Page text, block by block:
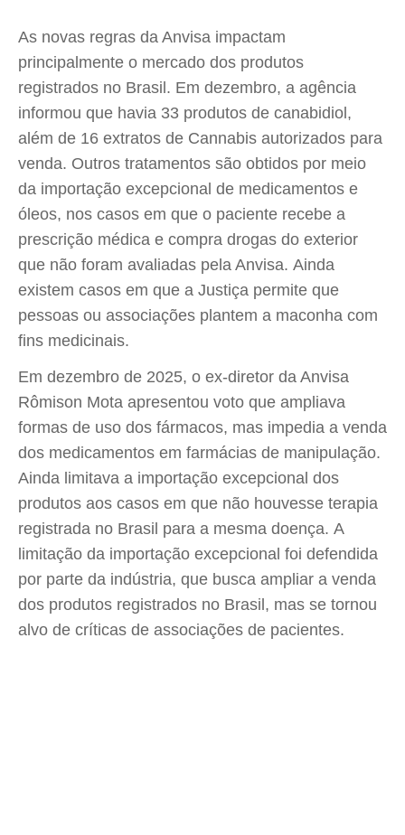
As novas regras da Anvisa impactam
principalmente o mercado dos produtos
registrados no Brasil. Em dezembro, a agência
informou que havia 33 produtos de canabidiol,
além de 16 extratos de Cannabis autorizados para
venda. Outros tratamentos são obtidos por meio
da importação excepcional de medicamentos e
óleos, nos casos em que o paciente recebe a
prescrição médica e compra drogas do exterior
que não foram avaliadas pela Anvisa. Ainda
existem casos em que a Justiça permite que
pessoas ou associações plantem a maconha com
fins medicinais.
Em dezembro de 2025, o ex-diretor da Anvisa
Rômison Mota apresentou voto que ampliava
formas de uso dos fármacos, mas impedia a venda
dos medicamentos em farmácias de manipulação.
Ainda limitava a importação excepcional dos
produtos aos casos em que não houvesse terapia
registrada no Brasil para a mesma doença. A
limitação da importação excepcional foi defendida
por parte da indústria, que busca ampliar a venda
dos produtos registrados no Brasil, mas se tornou
alvo de críticas de associações de pacientes.